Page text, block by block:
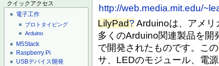
クイックアクセス
電子工作
プロトタイピング
Arduino
M5Stack
Raspberry Pi
USBデバイス開発
http://web.media.mit.edu/
LilyPad? Arduinoは、アメ
多くのArduino関連製品を開
で開発されたものです。この
サ、LEDのモジュール、電